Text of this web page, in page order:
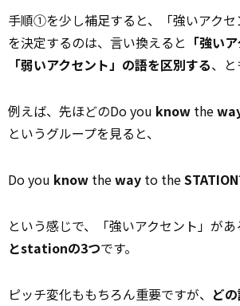
手順①を少し補足すると、「強いアク
を決定するのは、言い換えると 「強い
「弱いアクセント」の語を区別する、と
例えば、先ほどのDo you know the
というグループを見ると、
Do you know theway to theSTATION
という感じで、「強いアクセント」があ
とstationの3つです。
ピッチ変化ももちろん重要ですが、 ど